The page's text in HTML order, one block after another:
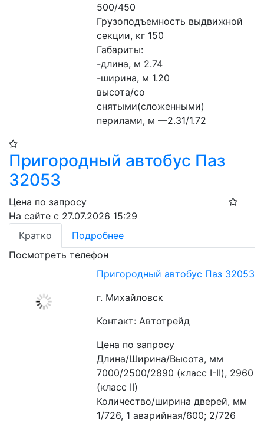
500/450
Грузоподъемность выдвижной
секции, кг 150
Габариты:
-длина, м 2.74
-ширина, м 1.20
высота/со
снятыми(сложенными)
перилами, м —2.31/1.72
Пригородный автобус Паз
32053
Цена по запросу
На сайте с 27.07.2026 15:29
Кратко
Подробнее
Посмотреть телефон
Пригородный автобус Паз 32053
г. Михайловск
Контакт: Автотрейд
Цена по запросу
Длина/Ширина/Высота, мм
7000/2500/2890 (класс I-II), 2960
(класс II)
Количество/ширина дверей, мм
1/726, 1 аварийная/600; 2/726